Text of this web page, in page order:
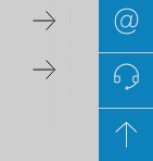
2,5 m